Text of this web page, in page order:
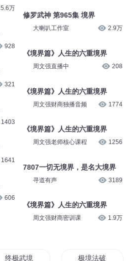
5.6万
928
321
1403
1641
606
修罗武神 第965集 境界
大喇叭工作室 2.9万
《境界篇》人生的六重境界
周文强直播中 208
《境界篇》人生的六重境界
周文强财商独播音频 1774
《境界篇》人生的六重境界
周文强老师核心课程 1256
7807一切无境界，是名大境界
寻道有声 3189
《境界篇》人生的六重境界
周文强财商密训课 1.9万
终极武境 极境法破